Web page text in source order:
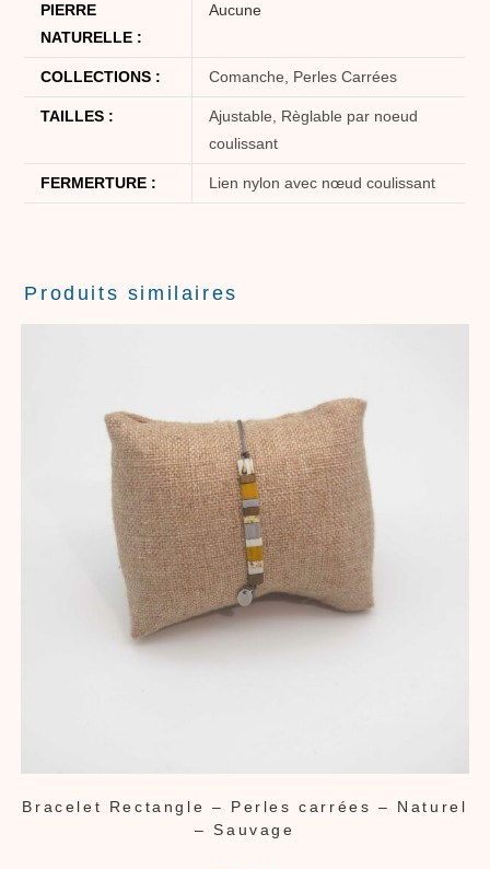
PIERRE
NATURELLE :
Aucune
COLLECTIONS : Comanche, Perles Carrées
TAILLES :
Ajustable, Règlable par noeud
coulissant
FERMERTURE : Lien nylon avec nœud coulissant
Produits similaires
Bracelet Rectangle – Perles carrées – Naturel
– Sauvage